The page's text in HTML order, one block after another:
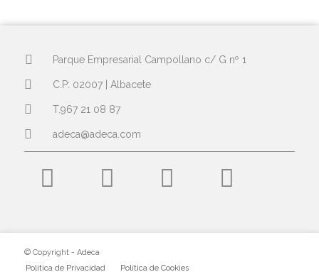
Parque Empresarial Campollano c/ G nº 1
C.P: 02007 | Albacete
T.967 21 08 87
adeca@adeca.com
© Copyright - Adeca
Política de Privacidad
Política de Cookies